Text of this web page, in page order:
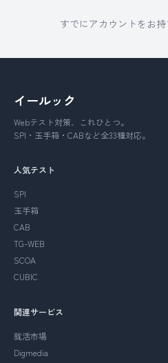
すでにアカウントをお
イールック
Webテスト対策、これひとつ。
SPI・玉手箱・CABなど全33種対応。
人気テスト
SPI
玉手箱
CAB
TG-WEB
SCOA
CUBIC
関連サービス
就活市場
Digmedia